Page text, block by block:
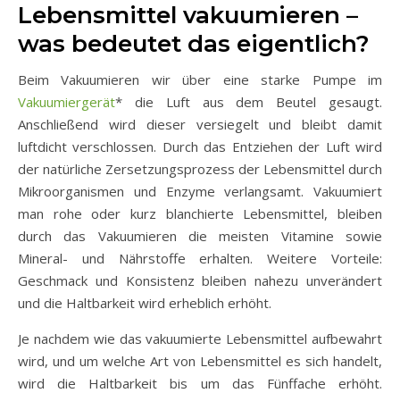
Lebensmittel vakuumieren –
was bedeutet das eigentlich?
Beim Vakuumieren wir über eine starke Pumpe im
Vakuumiergerät* die Luft aus dem Beutel gesaugt.
Anschließend wird dieser versiegelt und bleibt damit
luftdicht verschlossen. Durch das Entziehen der Luft wird
der natürliche Zersetzungsprozess der Lebensmittel durch
Mikroorganismen und Enzyme verlangsamt. Vakuumiert
man rohe oder kurz blanchierte Lebensmittel, bleiben
durch das Vakuumieren die meisten Vitamine sowie
Mineral- und Nährstoffe erhalten. Weitere Vorteile:
Geschmack und Konsistenz bleiben nahezu unverändert
und die Haltbarkeit wird erheblich erhöht.
Je nachdem wie das vakuumierte Lebensmittel aufbewahrt
wird, und um welche Art von Lebensmittel es sich handelt,
wird die Haltbarkeit bis um das Fünffache erhöht.